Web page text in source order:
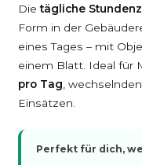
Dietägliche
Form in der
eines Tages – mit
einem Blatt. Ideal für
pro Tag ,
Einsätzen.
Perfekt für dich,